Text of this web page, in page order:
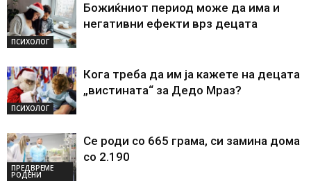
ПСИХОЛОГ
Божиќниот период може да има и
негативни ефекти врз децата
ПСИХОЛОГ
Кога треба да им ја кажете на децата
„вистината“ за Дедо Мраз?
ПРЕДВРЕМЕ
РОДЕНИ
Се роди со 665 грама, си замина дома
со 2.190